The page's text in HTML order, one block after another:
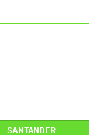
SANTANDER